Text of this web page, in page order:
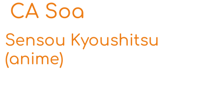
CA Soa
Sensou Kyoushitsu
(anime)